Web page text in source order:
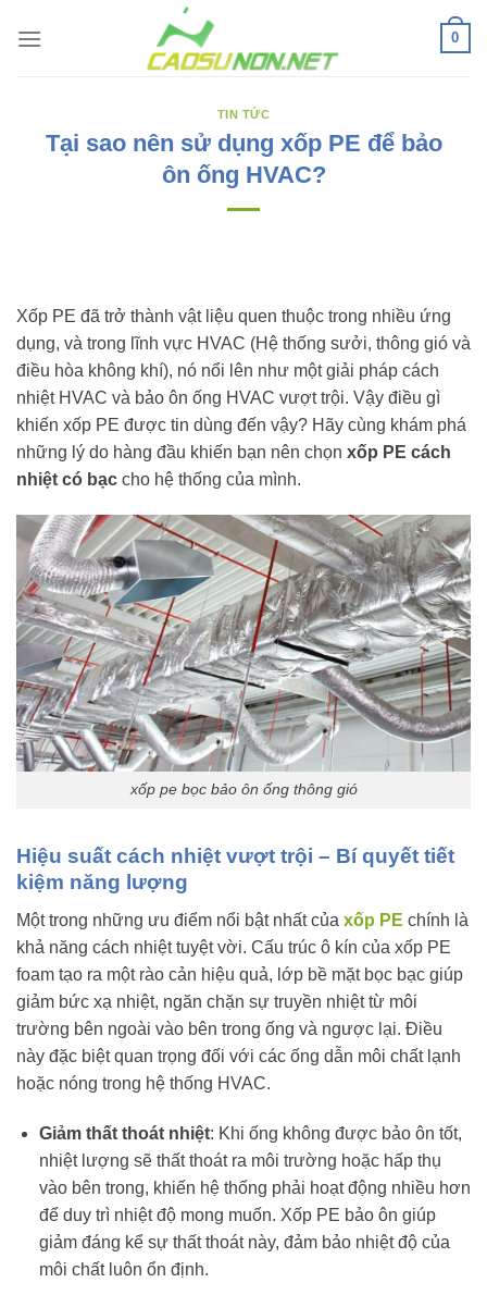
qua
0
TIN TỨC
Tại sao nên sử dụng xốp PE để bảo
ôn ống HVAC?
Xốp PE đã trở thành vật liệu quen thuộc trong nhiều ứng
dụng, và trong lĩnh vực HVAC (Hệ thống sưởi, thông gió và
điều hòa không khí), nó nổi lên như một giải pháp cách
nhiệt HVAC và bảo ôn ống HVAC vượt trội. Vậy điều gì
khiến xốp PE được tin dùng đến vậy? Hãy cùng khám phá
những lý do hàng đầu khiến bạn nên chọn xốp PE cách
nhiệt có bạc cho hệ thống của mình.
xốp pe bọc bảo ôn ống thông gió
Hiệu suất cách nhiệt vượt trội – Bí quyết tiết
kiệm năng lượng
Một trong những ưu điểm nổi bật nhất của xốp PE chính là
khả năng cách nhiệt tuyệt vời. Cấu trúc ô kín của xốp PE
foam tạo ra một rào cản hiệu quả, lớp bề mặt bọc bạc giúp
giảm bức xạ nhiệt, ngăn chặn sự truyền nhiệt từ môi
trường bên ngoài vào bên trong ống và ngược lại. Điều
này đặc biệt quan trọng đối với các ống dẫn môi chất lạnh
hoặc nóng trong hệ thống HVAC.
Giảm thất thoát nhiệt: Khi ống không được bảo ôn tốt,
nhiệt lượng sẽ thất thoát ra môi trường hoặc hấp thụ
vào bên trong, khiến hệ thống phải hoạt động nhiều hơn
để duy trì nhiệt độ mong muốn. Xốp PE bảo ôn giúp
giảm đáng kể sự thất thoát này, đảm bảo nhiệt độ của
môi chất luôn ổn định.